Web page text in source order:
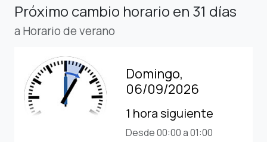
Próximo cambio horario en 31 días
a Horario de verano
Domingo,
06/09/2026
1 hora siguiente
Desde 00:00 a 01:00